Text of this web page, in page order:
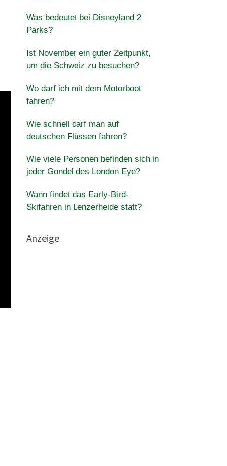
Was bedeutet bei Disneyland 2
Parks?
Ist November ein guter Zeitpunkt,
um die Schweiz zu besuchen?
Wo darf ich mit dem Motorboot
fahren?
Wie schnell darf man auf
deutschen Flüssen fahren?
Wie viele Personen befinden sich in
jeder Gondel des London Eye?
Wann findet das Early-Bird-
Skifahren in Lenzerheide statt?
Anzeige